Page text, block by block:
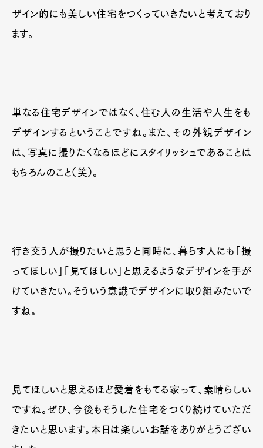
ザイン的にも美しい住宅をつくっていきたいと考えており
ます。
単なる住宅デザインではなく、住む人の生活や人生をも
デザインするということですね。また、その外観デザイン
は、写真に撮りたくなるほどにスタイリッシュであることは
もちろんのこと（笑）。
行き交う人が撮りたいと思うと同時に、暮らす人にも「撮
ってほしい」「見てほしい」と思えるようなデザインを手が
けていきたい。そういう意識でデザインに取り組みたいで
すね。
見てほしいと思えるほど愛着をもてる家って、素晴らしい
ですね。ぜひ、今後もそうした住宅をつくり続けていただ
きたいと思います。本日は楽しいお話をありがとうござい